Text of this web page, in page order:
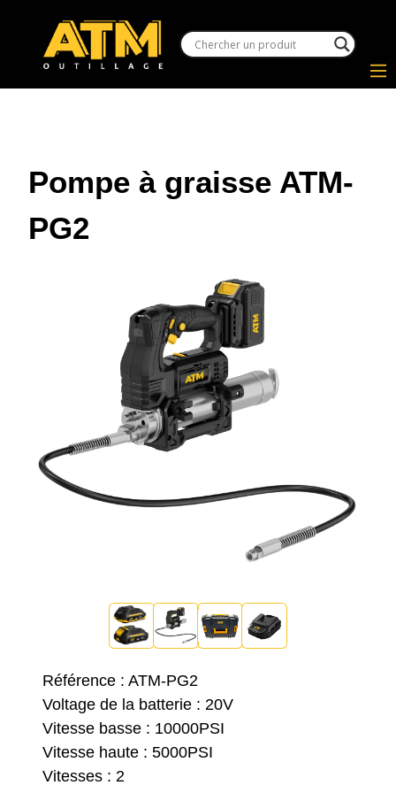
Pompe à graisse ATM-
PG2
Référence : ATM-PG2
Voltage de la batterie : 20V
Vitesse basse : 10000PSI
Vitesse haute : 5000PSI
Vitesses : 2